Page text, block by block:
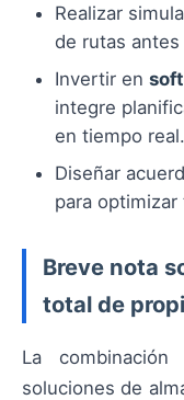
Realizar
de rutas
Invertir en
integre
en tiempo real.
Diseñar
para optimizar
Breve nota
total de
La
soluciones de